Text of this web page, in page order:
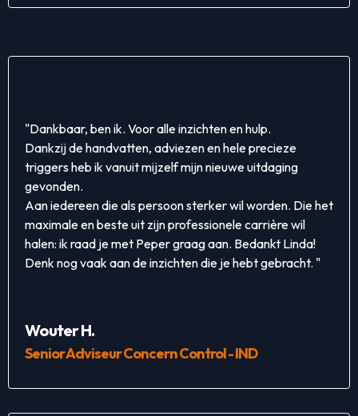
"Dankbaar, ben ik. Voor alle inzichten en hulp.
Dankzij de handvatten, adviezen en hele precieze
triggers heb ik vanuit mijzelf mijn nieuwe uitdaging
gevonden.
Aan iedereen die als persoon sterker wil worden. Die het
maximale en beste uit zijn professionele carrière wil
halen: ik raad je met Peper graag aan. Bedankt Linda!
Denk nog vaak aan de inzichten die je hebt gebracht. "
Wouter H.
Senior Adviseur Concern Control - IND